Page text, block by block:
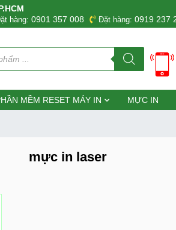
hàng: 0901 357 008 Đặt hàng: 0919 237
MỀM RESET MÁY IN MỰC IN
mực in laser